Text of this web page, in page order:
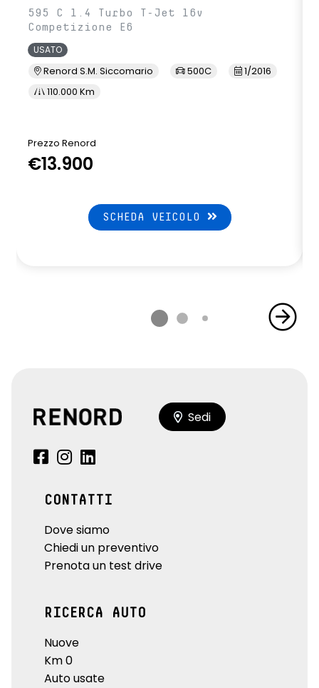
595 C 1.4 Turbo T-Jet 16v
Competizione E6
USATO
Renord S.M. Siccomario 500C
1/2016
110.000 Km
Prezzo Renord
€13.900
SCHEDA VEICOLO
Sedi
CONTATTI
Dove siamo
Chiedi un preventivo
Prenota un test drive
RICERCA AUTO
Nuove
Km 0
Auto usate